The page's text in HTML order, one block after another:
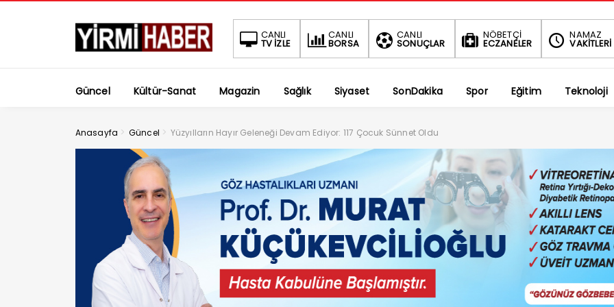
CANLI
TV İZLE
CANLI
BORSA
CANLI
SONUÇLAR
NÖBETÇİ
ECZANELER
NAMAZ
VAKİTLERİ
BIST
-0.34% 1.690,69
DOLAR
% 47,6279
EURO
% 54,8384
Güncel Kültür-Sanat Magazin Sağlık Siyaset SonDakika Spor Eğitim Teknoloji
Anasayfa > Güncel > Yüzyılların Hayır Geleneği Devam Ediyor: 117 Çocuk Sünnet Oldu